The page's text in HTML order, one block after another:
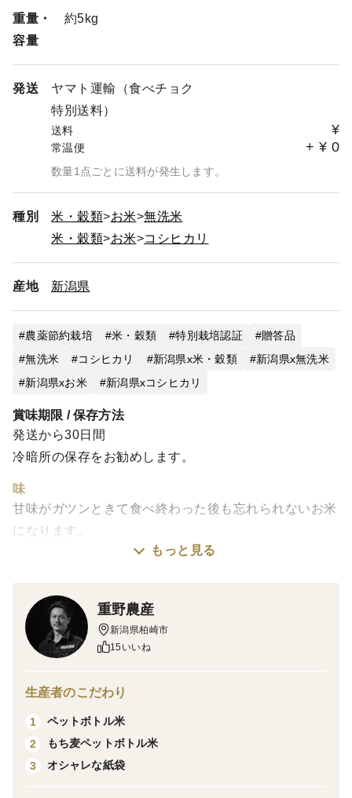
そして新之助は大粒なので食べ応えバツグンです。いろん
なおかずにも負けずお米の存在力を堪能できます。
是非ご賞味してみてください🙋‍♂️
重量・
容量
約5kg
発送
ヤマト運輸（食べチョク
特別送料）
送料 ¥
常温便 + ¥ 0
数量1点ごとに送料が発生します。
種別 米・穀類 お米 無洗米
米・穀類
お米 コシヒカリ
産地 新潟県
農薬節約栽培 米・穀類 特別栽培認証
贈答品
無洗米
コシヒカリ 新潟県x米・穀類
新潟県x無洗米
新潟県xお米
新潟県xコシヒカリ
賞味期限 / 保存方法
発送から30日間
冷暗所の保存をお勧めします。
味
甘味がガツンときて食べ終わった後も忘れられないお米
になります。
腐食酸を加えた水田に微生物を活性化させ育て上げた良
質なお米です。
＊2.0mm以上のお米しかありません。
産地の特徴
寒暖差がある城下町で風情豊かな所でできたお米です。
品種の特徴
もっと見る
重野農産
新潟県柏崎市
15いいね
生産者のこだわり
1
ペットボトル米
2
もち麦ペットボトル米
3
オシャレな紙袋